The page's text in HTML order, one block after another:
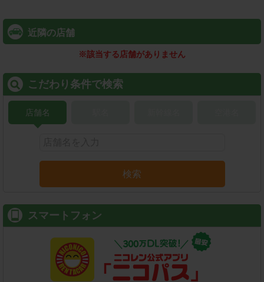
近隣の店舗
※該当する店舗がありません
こだわり条件で検索
店舗名
検索
スマートフォン